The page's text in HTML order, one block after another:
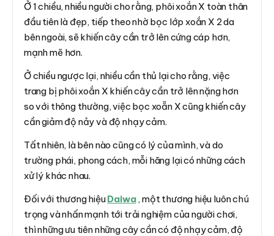
Ở 1 chiều, nhiều người cho rằng, phôi xoắn X toàn thân
đầu tiên là đẹp, tiếp theo nhờ bọc lớp xoắn X 2 da
bên ngoài, sẽ khiến cây cần trở lên cứng cáp hơn,
mạnh mẽ hơn.
Ở chiều ngược lại, nhiều cần thủ lại cho rằng, việc
trang bị phôi xoắn X khiến cây cần trở lên nặng hơn
so với thông thường, việc bọc xoẵn X cũng khiến cây
cần giảm độ nảy và độ nhạy cảm.
Tất nhiên, là bên nào cũng có lý của mình, và do
trường phái, phong cách, mỗi hãng lại có những cách
xử lý khác nhau.
Đối với thương hiệuDaiwa, một thương hiệu luôn chú
trọng và nhấn mạnh tới trải nghiệm của người chơi,
thì những ưu tiên những cây cần có độ nhạy cảm, độ